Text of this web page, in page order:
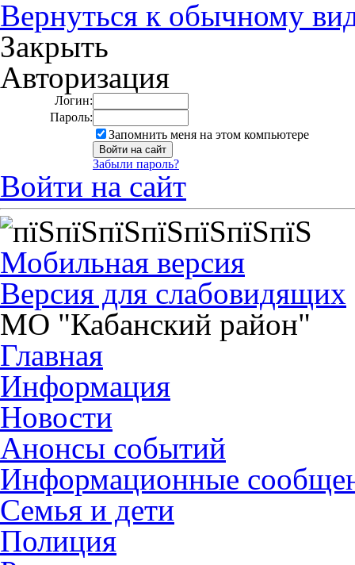
Вернуться к обычному
Закрыть
Авторизация
Логин:
Пароль:
Запомнить меня на этом компьютере
Забыли пароль?
Войти на сайт
Мобильная версия
Версия для слабовидящих
МО "Кабанский район"
Главная
Информация
Новости
Анонсы событий
Информационные
Семья и дети
Полиция